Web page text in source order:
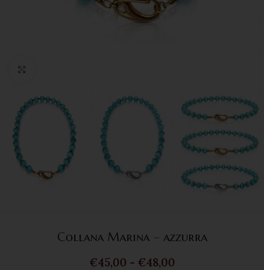
Collana Marina – azzurra
€45,00 - €48,00